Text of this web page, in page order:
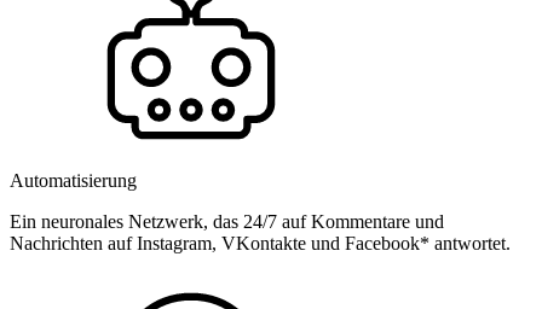
Automatisierung
Ein neuronales Netzwerk, das 24/7 auf Kommentare und
Nachrichten auf Instagram, VKontakte und Facebook* antwortet.